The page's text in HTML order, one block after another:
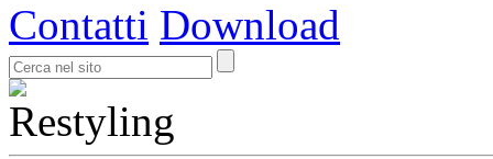
Contatti Download